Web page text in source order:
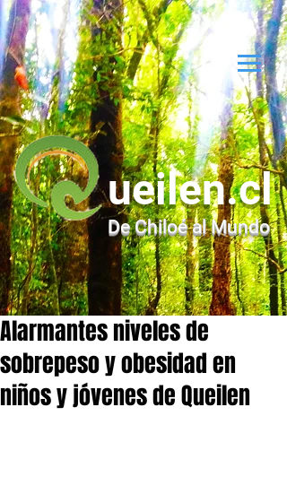
ueilen.cl
De Chiloé al Mundo
Alarmantes niveles de
sobrepeso y obesidad en
niños y jóvenes de Queilen